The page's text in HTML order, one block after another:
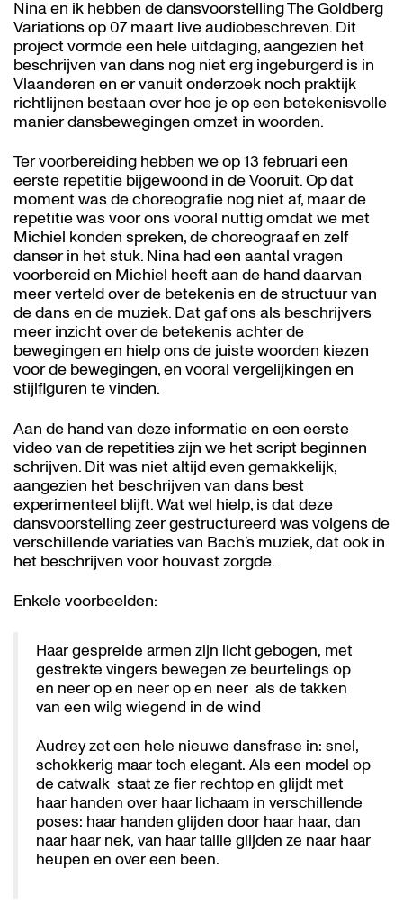
Nina en ik hebben de dansvoorstelling The Goldberg
Variations op 07 maart live audiobeschreven. Dit
project vormde een hele uitdaging, aangezien het
beschrijven van dans nog niet erg ingeburgerd is in
Vlaanderen en er vanuit onderzoek noch praktijk
richtlijnen bestaan over hoe je op een betekenisvolle
manier dansbewegingen omzet in woorden.
Ter voorbereiding hebben we op 13 februari een
eerste repetitie bijgewoond in de Vooruit. Op dat
moment was de choreografie nog niet af, maar de
repetitie was voor ons vooral nuttig omdat we met
Michiel konden spreken, de choreograaf en zelf
danser in het stuk. Nina had een aantal vragen
voorbereid en Michiel heeft aan de hand daarvan
meer verteld over de betekenis en de structuur van
de dans en de muziek. Dat gaf ons als beschrijvers
meer inzicht over de betekenis achter de
bewegingen en hielp ons de juiste woorden kiezen
voor de bewegingen, en vooral vergelijkingen en
stijlfiguren te vinden.
Aan de hand van deze informatie en een eerste
video van de repetities zijn we het script beginnen
schrijven. Dit was niet altijd even gemakkelijk,
aangezien het beschrijven van dans best
experimenteel blijft. Wat wel hielp, is dat deze
dansvoorstelling zeer gestructureerd was volgens de
verschillende variaties van Bach’s muziek, dat ook in
het beschrijven voor houvast zorgde.
Enkele voorbeelden:
Haar gespreide armen zijn licht gebogen, met
gestrekte vingers bewegen ze beurtelings op
en neer op en neer op en neer als de takken
van een wilg wiegend in de wind
Audrey zet een hele nieuwe dansfrase in: snel,
schokkerig maar toch elegant. Als een model op
de catwalk staat ze fier rechtop en glijdt met
haar handen over haar lichaam in verschillende
poses: haar handen glijden door haar haar, dan
naar haar nek, van haar taille glijden ze naar haar
heupen en over een been.